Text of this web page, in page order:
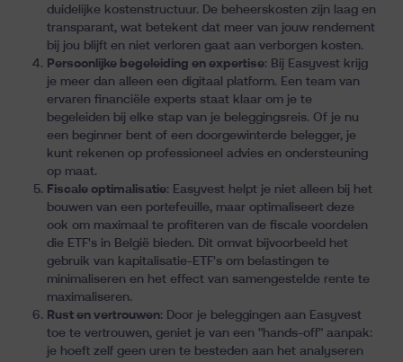
duidelijke kostenstructuur. De beheerskosten zijn laag en
transparant, wat betekent dat meer van jouw rendement
bij jou blijft en niet verloren gaat aan verborgen kosten.
Persoonlijke begeleiding en expertise: Bij Easyvest krijg
je meer dan alleen een digitaal platform. Een team van
ervaren financiële experts staat klaar om je te
begeleiden bij elke stap van je beleggingsreis. Of je nu
een beginner bent of een doorgewinterde belegger, je
kunt rekenen op professioneel advies en ondersteuning
op maat.
Fiscale optimalisatie: Easyvest helpt je niet alleen bij het
bouwen van een portefeuille, maar optimaliseert deze
ook om maximaal te profiteren van de fiscale voordelen
die ETF's in België bieden. Dit omvat bijvoorbeeld het
gebruik van kapitalisatie-ETF's om belastingen te
minimaliseren en het effect van samengestelde rente te
maximaliseren.
Rust en vertrouwen: Door je beleggingen aan Easyvest
toe te vertrouwen, geniet je van een "hands-off" aanpak:
je hoeft zelf geen uren te besteden aan het analyseren